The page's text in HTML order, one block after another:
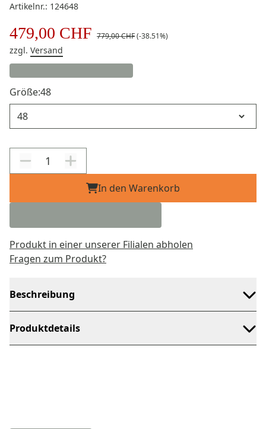
Artikelnr.: 124648
479,00 CHF 779,00 CHF(-38.51%)
zzgl. Versand
Größe:48
In den Warenkorb
Produkt in einer unserer Filialen abholen
Fragen zum Produkt?
Beschreibung
Produktdetails